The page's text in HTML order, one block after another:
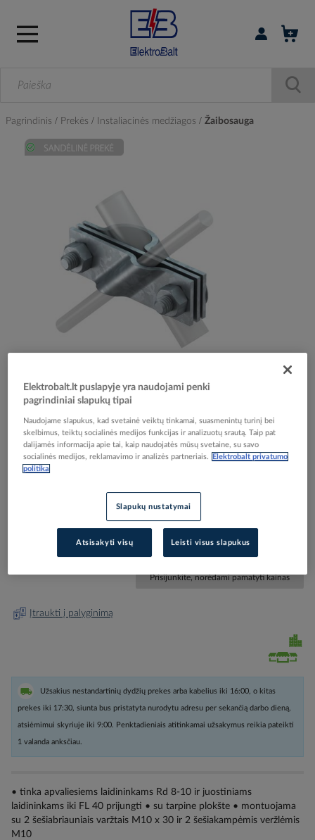
Prisijungti /
Pagrindinis Prekės Instaliacinės medžiagos Žaibosauga
Skip
the
beginning
Reali prekė gali skirtis nuo pavaizduotos nuotraukoje
Jungtis elektrodui 20mm su viela 8-10 arba juosta
40mm karštai cinkuota 2760 20 FT - OBO
BETTERMANN
EAN kodas
4012195372912
Gamintojo prekės kodas
Prisijunkite, norėdami pamatyti kainas
Įtraukti į palyginimą
Užsakius nestandartinių dydžių prekes arba kabelius iki 16:00, o kitas
prekes iki 17:30, siunta bus pristatyta nurodytu adresu per sekančią darbo dieną,
atsiėmimui skyriuje iki 9:00. Penktadieniais atitinkamai užsakymus reikia pateikti
1 valanda anksčiau.
• tinka apvaliesiems laidininkams Rd 8-10 ir juostiniams
laidininkams iki FL 40 prijungti • su tarpine plokšte • montuojama
su 2 šešiabriauniais varžtais M10 x 30 ir 2 šešiakampėmis veržlėmis
M10
Elektrobalt.lt puslapyje yra naudojami penki
pagrindiniai slapukų tipai
Naudojame slapukus, kad svetainė veiktų tinkamai, suasmenintų turinį bei
skelbimus, teiktų socialinės medijos funkcijas ir analizuotų srautą. Taip pat
dalijamės informacija apie tai, kaip naudojatės mūsų svetaine, su savo
socialinės medijos, reklamavimo ir analizės partneriais.
Elektrobalt privatumo
politika
Slapukų nustatymai
Atsisakyti visų Leisti visus slapukus